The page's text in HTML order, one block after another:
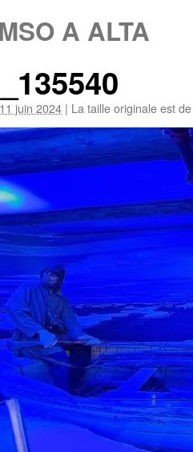
A ALTA
11 juin 2024 | La taille originale est